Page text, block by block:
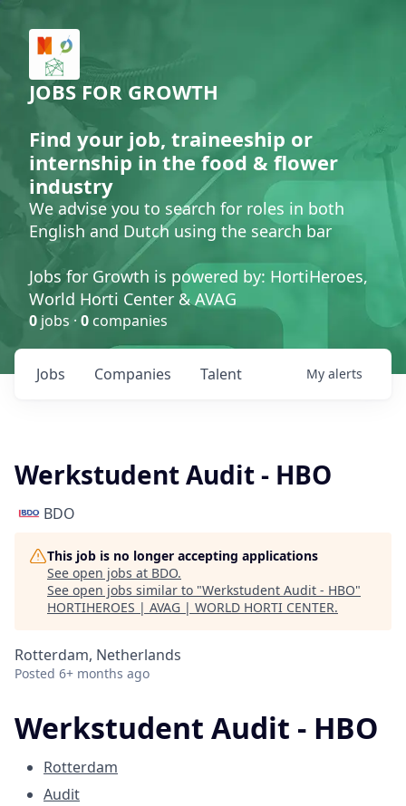
JOBS FOR GROWTH
Find your job, traineeship or
internship in the food & flower
industry
We advise you to search for roles in both
English and Dutch using the search bar
Jobs for Growth is powered by: HortiHeroes,
World Horti Center & AVAG
0 jobs · 0 companies
Jobs Companies Talent My alerts
Werkstudent Audit - HBO
BDO
This job is no longer accepting applications
See open jobs at BDO.
See open jobs similar to "Werkstudent Audit - HBO"
HORTIHEROES | AVAG | WORLD HORTI CENTER.
Rotterdam, Netherlands
Posted 6+ months ago
Werkstudent Audit - HBO
Rotterdam
Audit